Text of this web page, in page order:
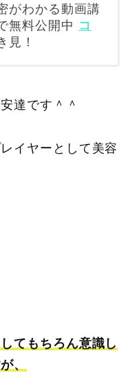
がわかる動画講
無料公開中 コ
見！
達です＾＾
イヤーとして美容
てもちろん意識し
、